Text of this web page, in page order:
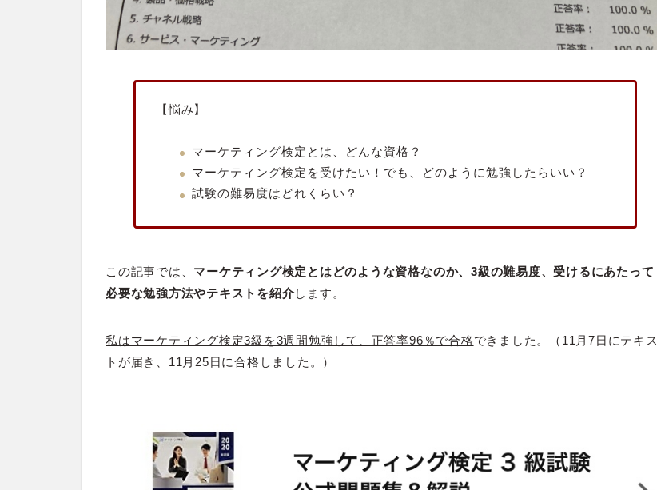
【悩み】
マーケティング検定とは、どんな資格？
マーケティング検定を受けたい！でも、どのように勉強したらいい？
試験の難易度はどれくらい？
この記事では、 マーケティング検定とはどのような資格なのか、3級の難易度、受けるにあたって
必要な勉強方法やテキストを紹介します。
私はマーケティング検定3級を3週間勉強して、正答率96％で合格できました。（11月7日にテキス
トが届き、11月25日に合格しました。）